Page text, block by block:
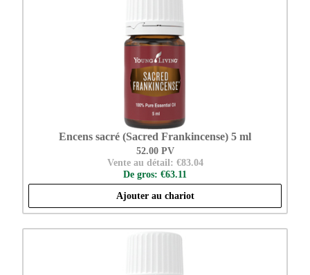
Encens sacré (Sacred Frankincense) 5 ml
52.00 PV
Vente au détail: €83.04
De gros: €63.11
Ajouter au chariot